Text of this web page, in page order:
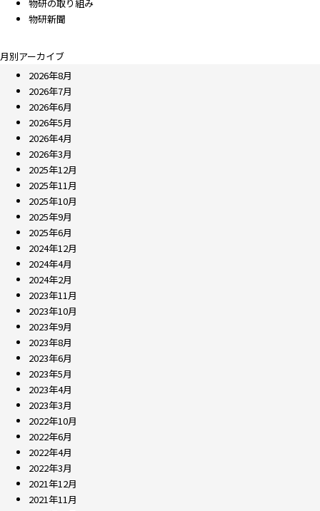
物研の取り組み
物研新聞
月別アーカイブ
2026年8月
2026年7月
2026年6月
2026年5月
2026年4月
2026年3月
2025年12月
2025年11月
2025年10月
2025年9月
2025年6月
2024年12月
2024年4月
2024年2月
2023年11月
2023年10月
2023年9月
2023年8月
2023年6月
2023年5月
2023年4月
2023年3月
2022年10月
2022年6月
2022年4月
2022年3月
2021年12月
2021年11月